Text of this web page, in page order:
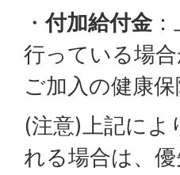
・付加給付金：
行っている場
ご加入の健康
(注意)上記によ
れる場合は、